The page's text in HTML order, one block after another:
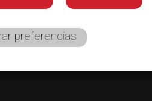
preferencias